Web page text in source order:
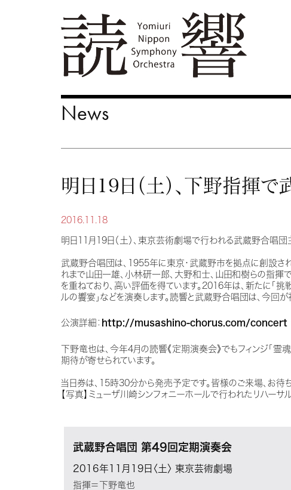
News
明日19日（土）、下野指揮
2016.11.18
明日11月19日（土）、東京芸術劇場で行われる武蔵野合唱
武蔵野合唱団は、1955年に東京・武蔵野市を拠点に創設さ
れまで山田一雄、小林研一郎、大野和士、山田和樹らの指揮で
を重ねており、高い評価を得ています。2016年は、新たに「
ルの饗宴」などを演奏します。読響と武蔵野合唱団は、今回が
公演詳細： http://musashino-chorus.com/concert
下野竜也は、今年4月の読響《定期演奏会》でもフィンジ「
期待が寄せられています。
当日券は、15時30分から発売予定です。皆様のご来場、お待ち
【写真】ミューザ川崎シンフォニーホールで行われたリハーサ
武蔵野合唱団 第49回定期演奏会
2016年11月19日〈土〉 東京芸術劇場
指揮＝下野竜也